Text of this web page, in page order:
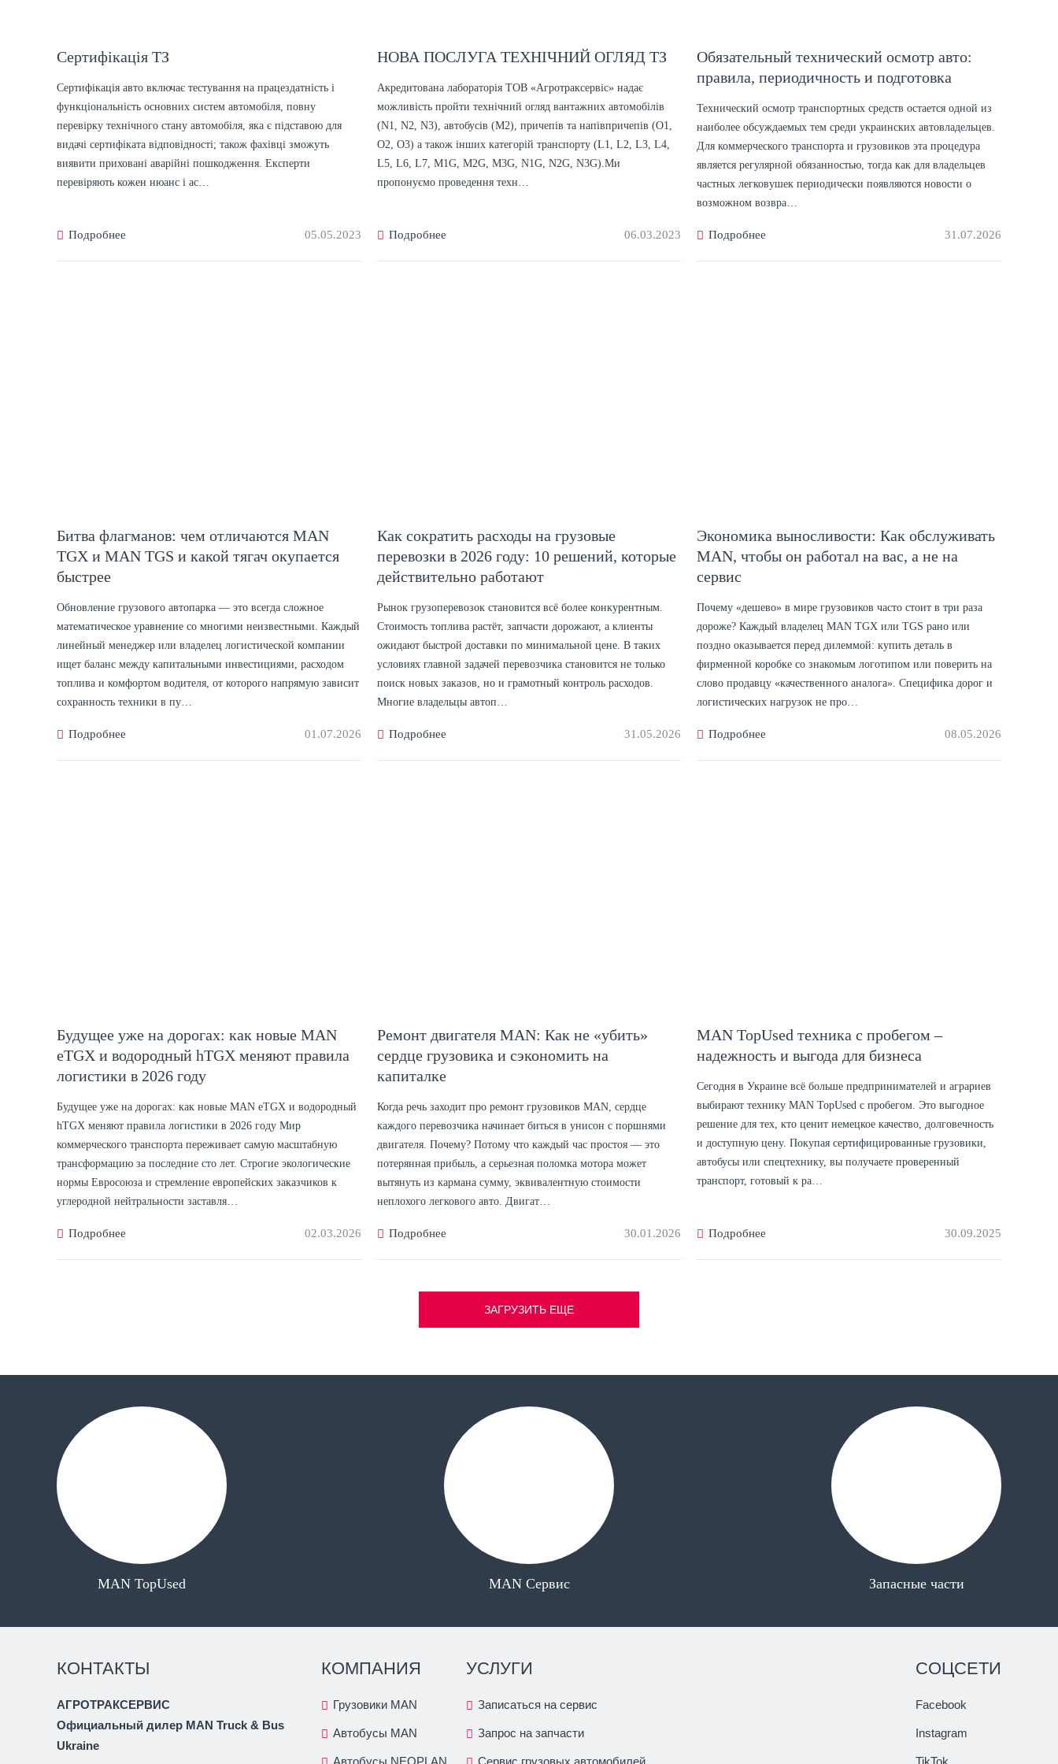
Сертифікація ТЗ
Сертифікація авто включає тестування на працездатність і
функціональність основних систем автомобіля, повну
перевірку технічного стану автомобіля, яка є підставою для
видачі сертифіката відповідності; також фахівці зможуть
виявити приховані аварійні пошкодження. Експерти
перевіряють кожен нюанс і ас…
Подробнее 05.05.2023
НОВА ПОСЛУГА ТЕХНІЧНИЙ ОГЛЯД ТЗ
Акредитована лабораторія ТОВ «Агротраксервіс» надає
можливість пройти технічний огляд вантажних автомобілів
(N1, N2, N3), автобусів (M2), причепів та напівпричепів (O1,
O2, O3) а також інших категорій транспорту (L1, L2, L3, L4,
L5, L6, L7, M1G, M2G, M3G, N1G, N2G, N3G).Ми
пропонуємо проведення техн…
Подробнее 06.03.2023
Обязательный технический осмотр авто:
правила, периодичность и подготовка
Технический осмотр транспортных средств остается одной из
наиболее обсуждаемых тем среди украинских автовладельцев.
Для коммерческого транспорта и грузовиков эта процедура
является регулярной обязанностью, тогда как для владельцев
частных легковушек периодически появляются новости о
возможном возвра…
Подробнее 31.07.2026
Битва флагманов: чем отличаются MAN
TGX и MAN TGS и какой тягач окупается
быстрее
Обновление грузового автопарка — это всегда сложное
математическое уравнение со многими неизвестными. Каждый
линейный менеджер или владелец логистической компании
ищет баланс между капитальными инвестициями, расходом
топлива и комфортом водителя, от которого напрямую зависит
сохранность техники в пу…
Подробнее 01.07.2026
Как сократить расходы на грузовые
перевозки в 2026 году: 10 решений, которые
действительно работают
Рынок грузоперевозок становится всё более конкурентным.
Стоимость топлива растёт, запчасти дорожают, а клиенты
ожидают быстрой доставки по минимальной цене. В таких
условиях главной задачей перевозчика становится не только
поиск новых заказов, но и грамотный контроль расходов.
Многие владельцы автоп…
Подробнее 31.05.2026
Экономика выносливости: Как обслуживать
MAN, чтобы он работал на вас, а не на
сервис
Почему «дешево» в мире грузовиков часто стоит в три раза
дороже? Каждый владелец MAN TGX или TGS рано или
поздно оказывается перед дилеммой: купить деталь в
фирменной коробке со знакомым логотипом или поверить на
слово продавцу «качественного аналога». Специфика дорог и
логистических нагрузок не про…
Подробнее 08.05.2026
Будущее уже на дорогах: как новые MAN
eTGX и водородный hTGX меняют правила
логистики в 2026 году
Будущее уже на дорогах: как новые MAN eTGX и водородный
hTGX меняют правила логистики в 2026 году Мир
коммерческого транспорта переживает самую масштабную
трансформацию за последние сто лет. Строгие экологические
нормы Евросоюза и стремление европейских заказчиков к
углеродной нейтральности заставля…
Подробнее 02.03.2026
Ремонт двигателя MAN: Как не «убить»
сердце грузовика и сэкономить на
капиталке
Когда речь заходит про ремонт грузовиков MAN, сердце
каждого перевозчика начинает биться в унисон с поршнями
двигателя. Почему? Потому что каждый час простоя — это
потерянная прибыль, а серьезная поломка мотора может
вытянуть из кармана сумму, эквивалентную стоимости
неплохого легкового авто. Двигат…
Подробнее 30.01.2026
MAN TopUsed техника с пробегом –
надежность и выгода для бизнеса
Сегодня в Украине всё больше предпринимателей и аграриев
выбирают технику MAN TopUsed с пробегом. Это выгодное
решение для тех, кто ценит немецкое качество, долговечность
и доступную цену. Покупая сертифицированные грузовики,
автобусы или спецтехнику, вы получаете проверенный
транспорт, готовый к ра…
Подробнее 30.09.2025
ЗАГРУЗИТЬ ЕЩЕ
MAN TopUsed MAN Сервис Запасные части
КОНТАКТЫ
АГРОТРАКСЕРВИС
Официальный дилер MAN Truck & Bus
Ukraine
КОМПАНИЯ
Грузовики MAN
Автобусы MAN
Автобусы NEOPLAN
УСЛУГИ
Записаться на сервис
Запрос на запчасти
Сервис грузовых автомобилей
СОЦСЕТИ
Facebook
Instagram
TikTok